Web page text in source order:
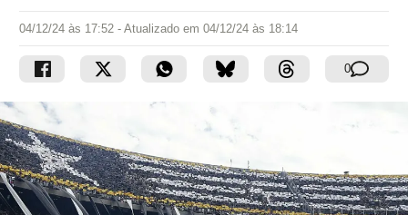
04/12/24 às 17:52 - Atualizado em 04/12/24 às 18:14
0